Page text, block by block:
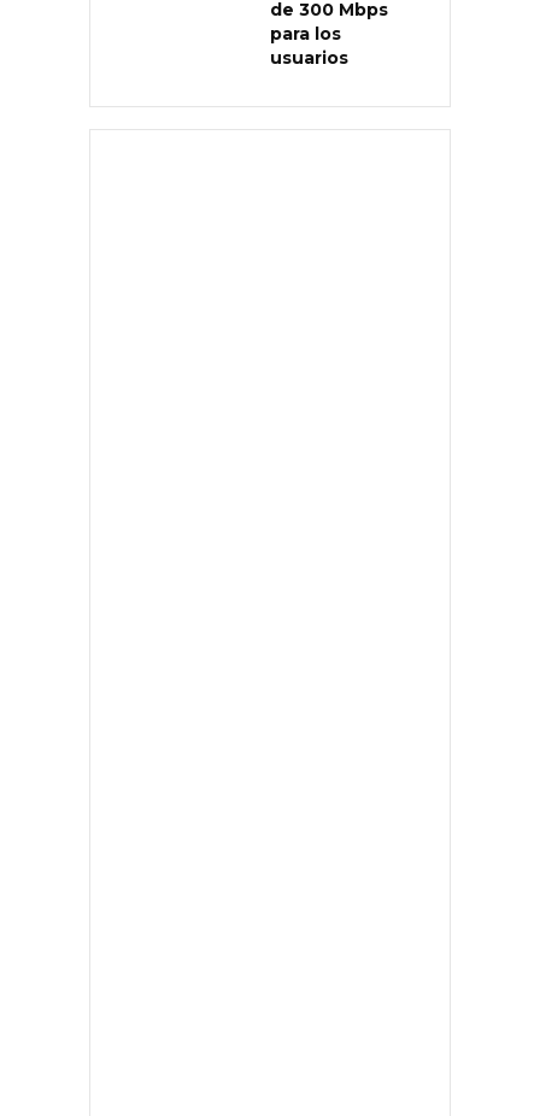
de 300 Mbps
para los
usuarios